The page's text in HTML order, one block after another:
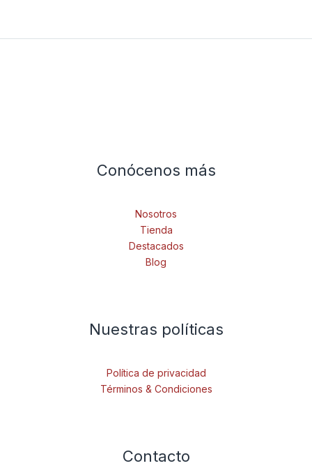
Conócenos más
Nosotros
Tienda
Destacados
Blog
Nuestras políticas
Política de privacidad
Términos & Condiciones
Contacto